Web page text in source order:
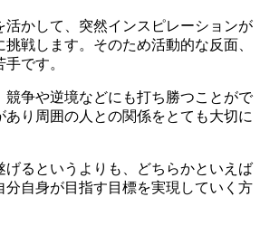
活かして、突然インスピレーションが
戦します。そのため活動的な反面、
です。
競争や逆境などにも打ち勝つことがで
あり周囲の人との関係をとても大切に
げるというよりも、どちらかといえば
分自身が目指す目標を実現していく方